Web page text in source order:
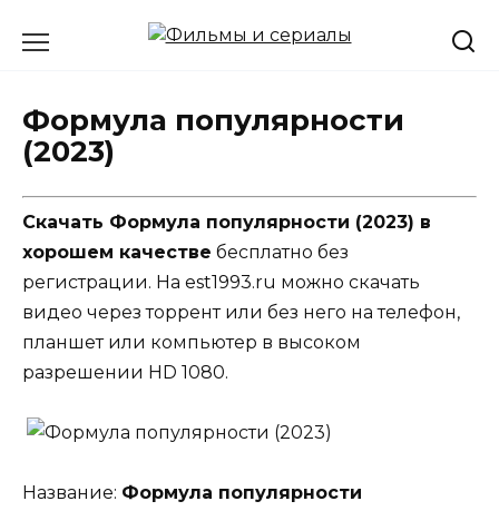
Формула популярности
(2023)
Скачать Формула популярности (2023) в
хорошем качестве бесплатно без
регистрации. На est1993.ru можно скачать
видео через торрент или без него на телефон,
планшет или компьютер в высоком
разрешении HD 1080.
Название: Формула популярности